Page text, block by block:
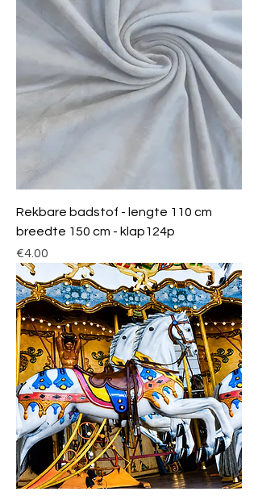
Rekbare badstof - lengte 110 cm
breedte 150 cm - klap124p
Price
€4.00